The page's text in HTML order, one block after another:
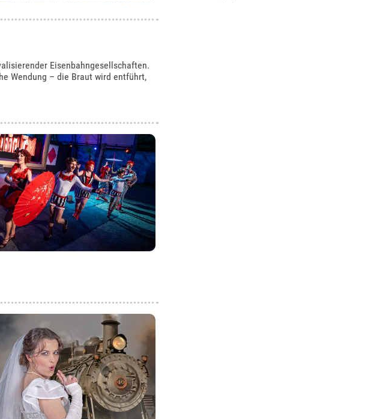
Eisenbahngesellschaften.
Wendung – die Braut wird entführt,